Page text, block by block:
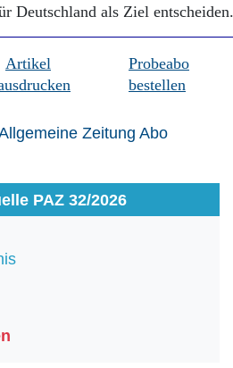
Deutschland als Ziel
Artikel
Probeabo
bestellen
PAZ 32/2026